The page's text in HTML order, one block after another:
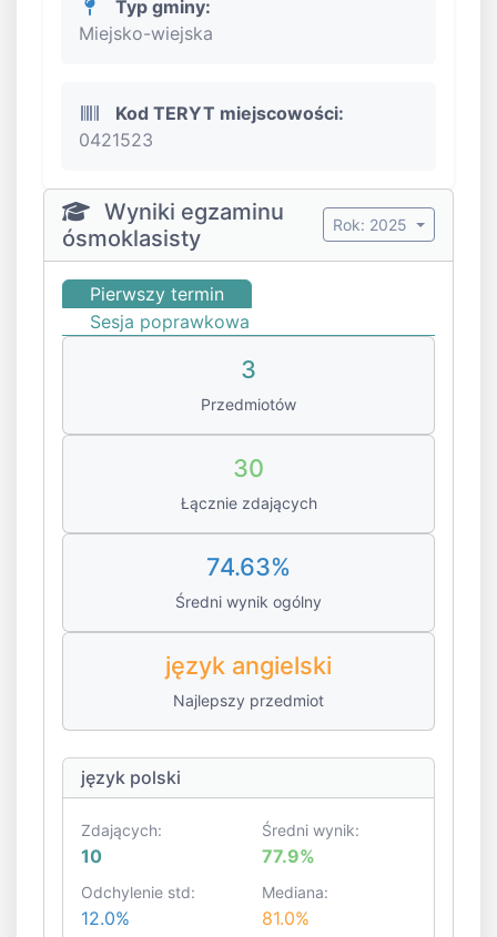
Typ gminy:
Miejsko-wiejska
Kod TERYT miejscowości:
0421523
Wyniki egzaminu
ósmoklasisty
Rok: 2025
Pierwszy termin
Sesja poprawkowa
3
Przedmiotów
30
Łącznie zdających
74.63%
Średni wynik ogólny
język angielski
Najlepszy przedmiot
język polski
Zdających:
10
Średni wynik:
77.9%
Odchylenie std:
12.0%
Mediana:
81.0%